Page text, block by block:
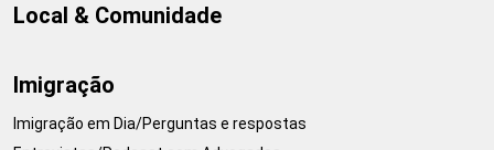
Local & Comunidade
Imigração
Imigração em Dia/Perguntas e respostas